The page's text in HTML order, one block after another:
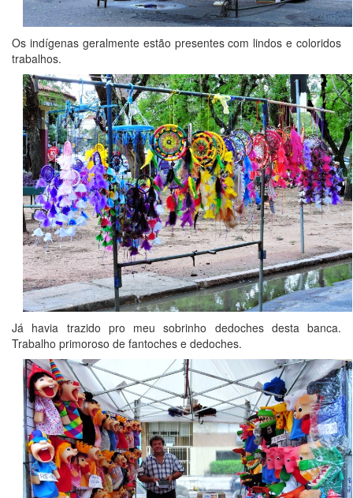
Os indígenas geralmente estão presentes com lindos e coloridos
trabalhos.
Já havia trazido pro meu sobrinho dedoches desta banca.
Trabalho primoroso de fantoches e dedoches.